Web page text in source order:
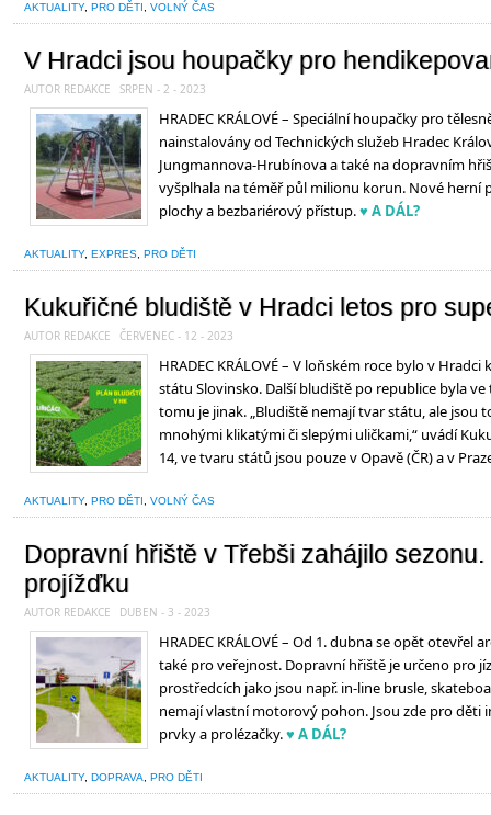
AKTUALITY, PRO DĚTI VOLNÝ ČAS
V Hradci jsou houpačky pro
AUTOR REDAKCE SRPEN - 2 - 2023
HRADEC KRÁLOVÉ – Speciální houpačky pro
nainstalovány od Technických služeb Hradec
Jungmannova-Hrubínova a také na dopravním
vyšplhala na téměř půl milionu korun. Nové herní
plochy a bezbariérový přístup.♥ A DÁL?
AKTUALITY, EXPRES PRO DĚTI
Kukuřičné bludiště v Hradci letos pro
AUTOR REDAKCE ČERVENEC - 12 - 2023
HRADEC KRÁLOVÉ – V loňském roce bylo v
státu Slovinsko. Další bludiště po republice byla
tomu je jinak. „Bludiště nemají tvar státu, ale jsou
mnohými klikatými či slepými uličkami,“ uvádí
14, ve tvaru států jsou pouze v Opavě (ČR) a v
AKTUALITY, PRO DĚTI VOLNÝ ČAS
Dopravní hřiště v Třebši zahájilo
projížďku
AUTOR REDAKCE DUBEN - 3 - 2023
HRADEC KRÁLOVÉ – Od 1. dubna se opět otevřel
také pro veřejnost. Dopravní hřiště je určeno pro
prostředcích jako jsou např. in-line brusle,
nemají vlastní motorový pohon. Jsou zde pro děti
prvky a prolézačky.♥ A DÁL?
AKTUALITY, DOPRAVA PRO DĚTI